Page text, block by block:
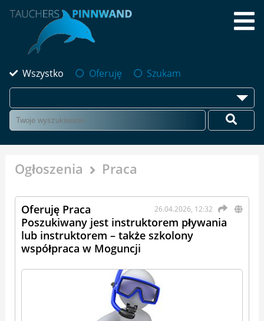
Wszystko Oferuję Szukam
Ogłoszenia Praca
26.04.2026, 12:32
Oferuję Praca
Poszukiwany jest instruktorem pływania
lub instruktorem – także szkolony
współpraca w Moguncji